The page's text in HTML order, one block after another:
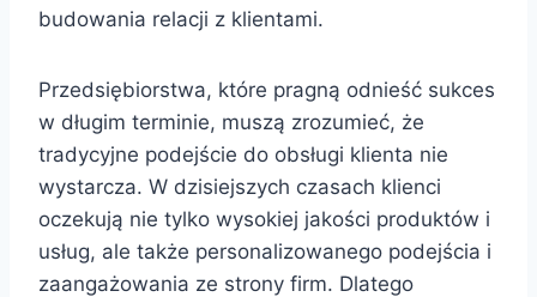
budowania relacji z klientami.
Przedsiębiorstwa, które pragną odnieść sukces
w długim terminie, muszą zrozumieć, że
tradycyjne podejście do obsługi klienta nie
wystarcza. W dzisiejszych czasach klienci
oczekują nie tylko wysokiej jakości produktów i
usług, ale także personalizowanego podejścia i
zaangażowania ze strony firm. Dlatego